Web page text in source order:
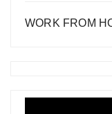
WORK FROM